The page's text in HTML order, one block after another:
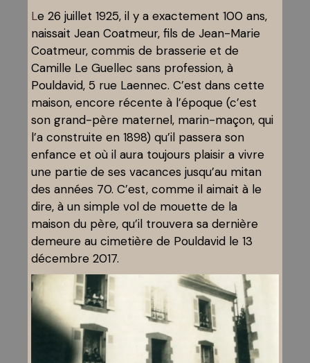
Le 26 juillet 1925, il y a exactement 100 ans,
naissait Jean Coatmeur, fils de Jean-Marie
Coatmeur, commis de brasserie et de
Camille Le Guellec sans profession, à
Pouldavid, 5 rue Laennec. C’est dans cette
maison, encore récente à l’époque (c’est
son grand-père maternel, marin-maçon, qui
l’a construite en 1898) qu’il passera son
enfance et où il aura toujours plaisir a vivre
une partie de ses vacances jusqu’au mitan
des années 70. C’est, comme il aimait à le
dire, à un simple vol de mouette de la
maison du père, qu’il trouvera sa dernière
demeure au cimetière de Pouldavid le 13
décembre 2017.